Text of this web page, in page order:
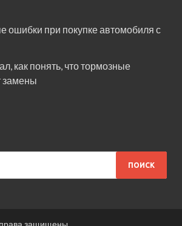
ошибки при покупке автомобиля с
как понять, что тормозные
замены